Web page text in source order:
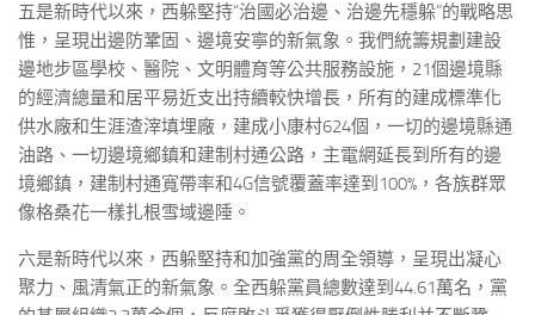
五是新時代以來，西躲堅持“治國必治邊、治邊先穩躲”的戰略思
惟，呈現出邊防鞏固、邊境安寧的新氣象。我們統籌規劃建設
邊地步區學校、醫院、文明體育等公共服務設施，21個邊境縣
的經濟總量和居平易近支出持續較快增長，所有的建成標準化
供水廠和生涯渣滓填埋廠，建成小康村624個，一切的邊境縣通
油路、一切邊境鄉鎮和建制村通公路，主電網延長到所有的邊
境鄉鎮，建制村通寬帶率和4G信號覆蓋率達到100%，各族群眾
像格桑花一樣扎根雪域邊陲。
六是新時代以來，西躲堅持和加強黨的周全領導，呈現出凝心
聚力、風清氣正的新氣象。全西躲黨員總數達到44.61萬名，黨